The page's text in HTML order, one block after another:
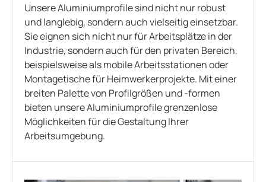
Unsere Aluminiumprofile sind nicht nur robust
und langlebig, sondern auch vielseitig einsetzbar.
Sie eignen sich nicht nur für Arbeitsplätze in der
Industrie, sondern auch für den privaten Bereich,
beispielsweise als mobile Arbeitsstationen oder
Montagetische für Heimwerkerprojekte. Mit einer
breiten Palette von Profilgrößen und -formen
bieten unsere Aluminiumprofile grenzenlose
Möglichkeiten für die Gestaltung Ihrer
Arbeitsumgebung.